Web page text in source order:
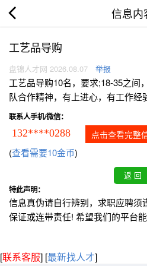
信息内
工艺品导购
盘锦人才网 2026.08.07 举报
工艺品导购10名，要求;18-35之间
队合作精神，有上进心，有工作经
联系人手机/微信：
132****0288 点击查看完整
(查看需要10金币)
特此声明：
信息真伪请自行辨别，求职应聘须
保证或连带责任! 希望我们的平台
[联系客服] [最新找人才]